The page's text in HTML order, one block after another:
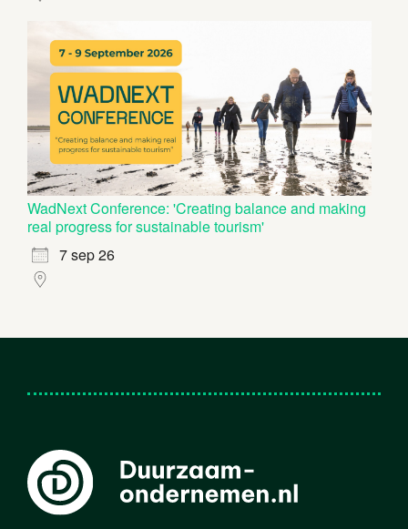
WadNext Conference: 'Creating balance and making
real progress for sustainable tourism'
7 sep 26